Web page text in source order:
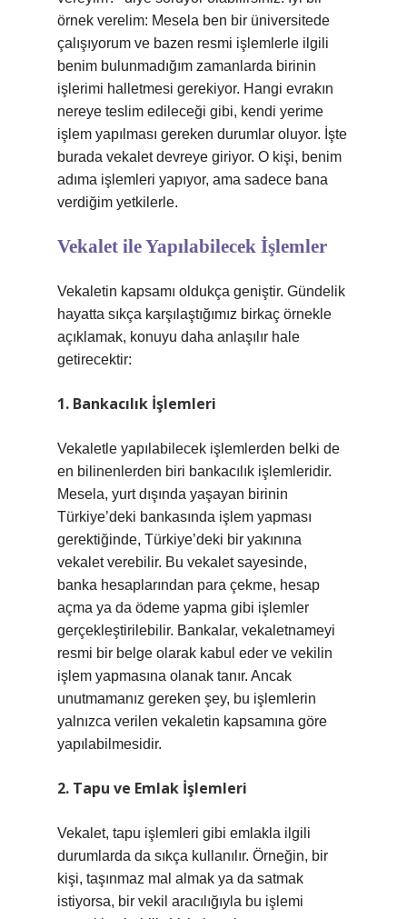
örnek verelim: Mesela ben bir üniversitede
çalışıyorum ve bazen resmi işlemlerle ilgili
benim bulunmadığım zamanlarda birinin
işlerimi halletmesi gerekiyor. Hangi evrakın
nereye teslim edileceği gibi, kendi yerime
işlem yapılması gereken durumlar oluyor. İşte
burada vekalet devreye giriyor. O kişi, benim
adıma işlemleri yapıyor, ama sadece bana
verdiğim yetkilerle.
Vekalet ile Yapılabilecek İşlemler
Vekaletin kapsamı oldukça geniştir. Gündelik
hayatta sıkça karşılaştığımız birkaç örnekle
açıklamak, konuyu daha anlaşılır hale
getirecektir:
1. Bankacılık İşlemleri
Vekaletle yapılabilecek işlemlerden belki de
en bilinenlerden biri bankacılık işlemleridir.
Mesela, yurt dışında yaşayan birinin
Türkiye’deki bankasında işlem yapması
gerektiğinde, Türkiye’deki bir yakınına
vekalet verebilir. Bu vekalet sayesinde,
banka hesaplarından para çekme, hesap
açma ya da ödeme yapma gibi işlemler
gerçekleştirilebilir. Bankalar, vekaletnameyi
resmi bir belge olarak kabul eder ve vekilin
işlem yapmasına olanak tanır. Ancak
unutmamanız gereken şey, bu işlemlerin
yalnızca verilen vekaletin kapsamına göre
yapılabilmesidir.
2. Tapu ve Emlak İşlemleri
Vekalet, tapu işlemleri gibi emlakla ilgili
durumlarda da sıkça kullanılır. Örneğin, bir
kişi, taşınmaz mal almak ya da satmak
istiyorsa, bir vekil aracılığıyla bu işlemi